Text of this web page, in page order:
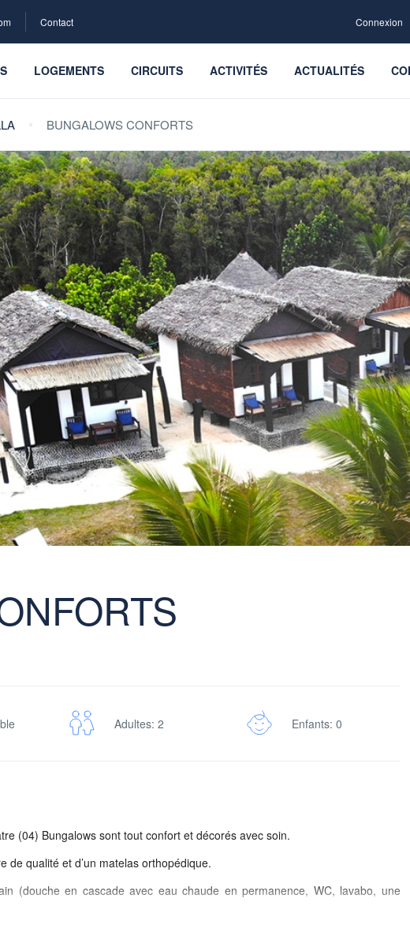
Contact Connexion
LOGEMENTS CIRCUITS ACTIVITÉS ACTUALITÉS
BUNGALOWS CONFORTS
Adultes: 2 Enfants: 0
(04) Bungalows sont tout confort et décorés avec soin.
de qualité et d’un matelas orthopédique.
(douche en cascade avec eau chaude en permanence, WC, lavabo, une